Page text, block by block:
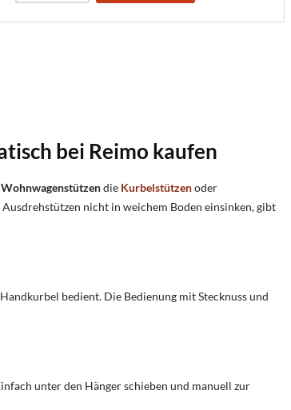
bei Reimo kaufen
Wohnwagenstützendie Kurbelstützenoder
nicht in weichem Boden einsinken, gibt
bedient. Die Bedienung mit Stecknuss und
unter den Hänger schieben und manuell zur